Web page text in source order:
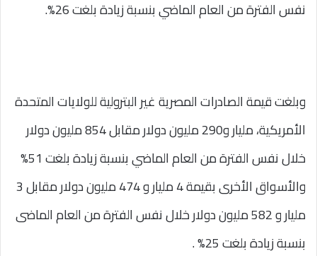
نفس الفترة من العام الماضي بنسبة زيادة بلغت 26%.
وبلغت قيمة الصادرات المصرية غير البترولية للولايات المتحدة
الأمريكية، مليار و290 مليون دولار مقابل 854 مليون دولار
خلال نفس الفترة من العام الماضي بنسبة زيادة بلغت 51%
والأسواق الأخرى بقيمة 4 مليار و 474 مليون دولار مقابل 3
مليار و 582 مليون دولار خلال نفس الفترة من العام الماضى
بنسبة زيادة بلغت 25% .